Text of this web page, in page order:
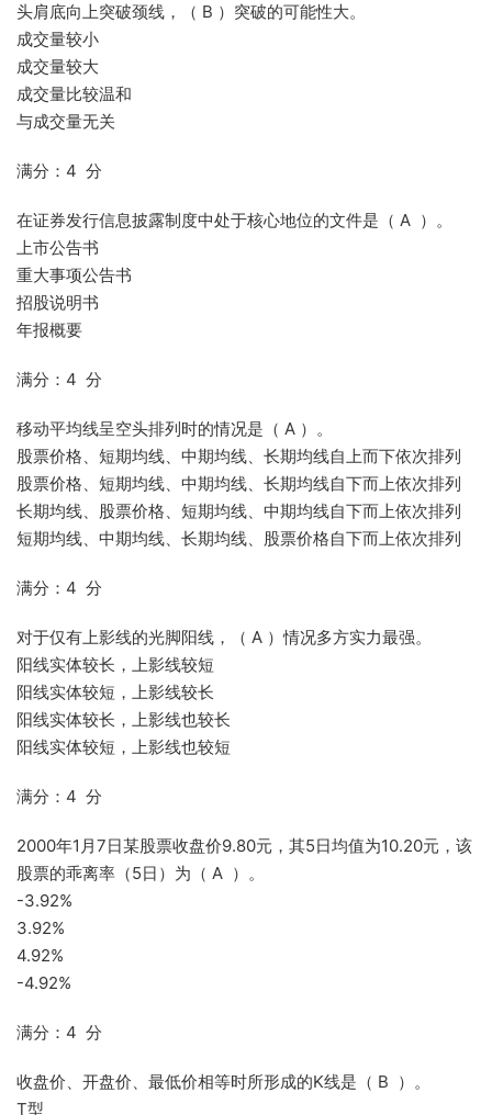
头肩底向上突破颈线，（ B ）突破的可能性大。
成交量较小
成交量较大
成交量比较温和
与成交量无关
满分：4 分
在证券发行信息披露制度中处于核心地位的文件是（ A ）。
上市公告书
重大事项公告书
招股说明书
年报概要
满分：4 分
移动平均线呈空头排列时的情况是（ A ）。
股票价格、短期均线、中期均线、长期均线自上而下依次排列
股票价格、短期均线、中期均线、长期均线自下而上依次排列
长期均线、股票价格、短期均线、中期均线自下而上依次排列
短期均线、中期均线、长期均线、股票价格自下而上依次排列
满分：4 分
对于仅有上影线的光脚阳线，（ A ）情况多方实力最强。
阳线实体较长，上影线较短
阳线实体较短，上影线较长
阳线实体较长，上影线也较长
阳线实体较短，上影线也较短
满分：4 分
2000年1月7日某股票收盘价9.80元，其5日均值为10.20元，该
股票的乖离率（5日）为（ A ）。
-3.92%
3.92%
4.92%
-4.92%
满分：4 分
收盘价、开盘价、最低价相等时所形成的K线是（ B ）。
T型